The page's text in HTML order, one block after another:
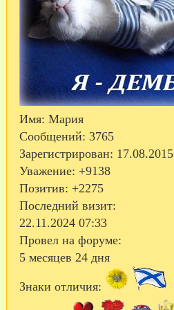
Имя: Мария
Сообщений: 3765
Зарегистрирован: 17.08.2015
Уважение: +9138
Позитив: +2275
Последний визит:
22.11.2024 07:33
Провел на форуме:
5 месяцев 24 дня
Знаки отличия: